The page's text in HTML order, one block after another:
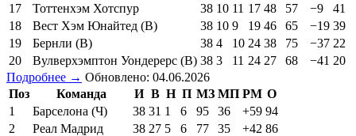
17
Тоттенхэм Хотспур 38 10 11 17 48 57 −9
41
18
Вест Хэм Юнайтед (В) 38 10 9 19 46 65 −19 39
19
Бернли (В) 38 4 10 24 38 75 −37 22
20
Вулверхэмптон Уондерерс (В) 38 3 11 24 27 68 −41 20
Подробнее → Обновлено: 04.06.2026
Поз
Команда И В Н П МЗ МП РМ О
1
Барселона (Ч) 38 31 1 6 95 36 +59 94
2
Реал Мадрид 38 27 5 6 77 35 +42 86